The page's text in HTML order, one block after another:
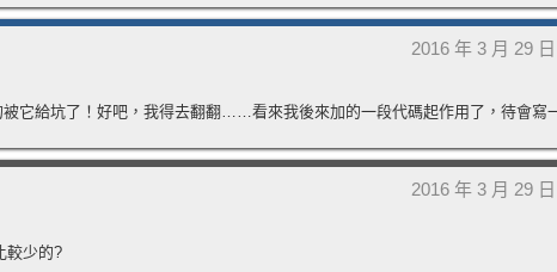
2016 年 3 月 29
它給坑了！好吧，我得去翻翻……看來我後來加的一段代碼起作用了，待會寫
2016 年 3 月 29
較少的?